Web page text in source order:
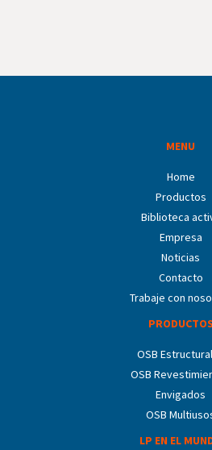
MENU
Home
Productos
Biblioteca
Empresa
Noticias
Contacto
Trabaje con
PRODUCTOS
OSB
OSB
Envigados
OSB
LP EN EL